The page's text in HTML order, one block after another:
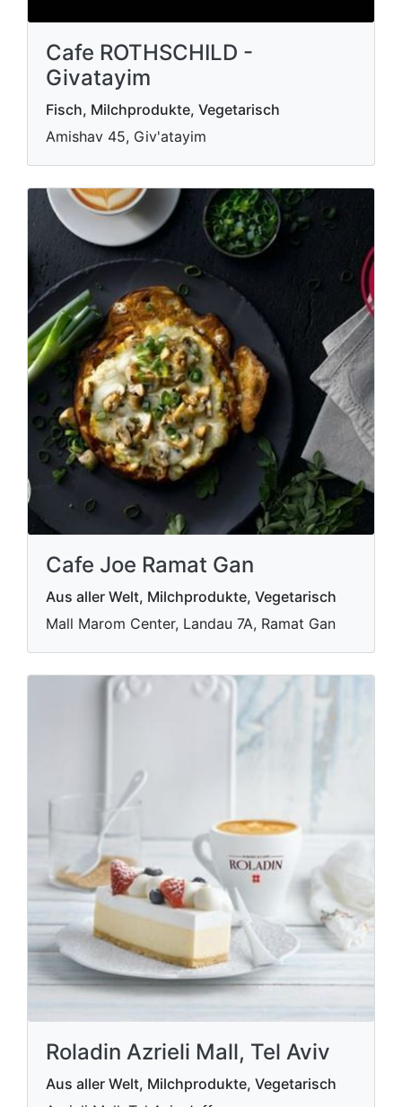
Cafe ROTHSCHILD -
Givatayim
Fisch, Milchprodukte, Vegetarisch
Amishav 45, Giv'atayim
Cafe Joe Ramat Gan
Aus aller Welt, Milchprodukte, Vegetarisch
Mall Marom Center, Landau 7A, Ramat Gan
Roladin Azrieli Mall, Tel Aviv
Aus aller Welt, Milchprodukte, Vegetarisch